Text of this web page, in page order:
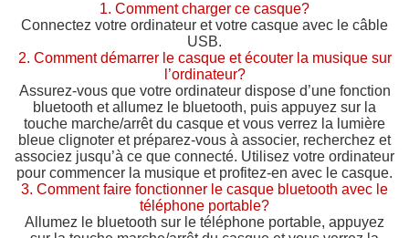
1. Comment charger ce casque?
Connectez votre ordinateur et votre casque avec le câble
USB.
2. Comment démarrer le casque et écouter la musique sur
l’ordinateur?
Assurez-vous que votre ordinateur dispose d’une fonction
bluetooth et allumez le bluetooth, puis appuyez sur la
touche marche/arrêt du casque et vous verrez la lumière
bleue clignoter et préparez-vous à associer, recherchez et
associez jusqu’à ce que connecté. Utilisez votre ordinateur
pour commencer la musique et profitez-en avec le casque.
3. Comment faire fonctionner le casque bluetooth avec le
téléphone portable?
Allumez le bluetooth sur le téléphone portable, appuyez